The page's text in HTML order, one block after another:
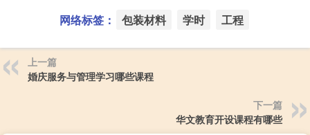
网络标签： 包装材料 学时 工程
上一篇
婚庆服务与管理学习哪些课程
下一篇
华文教育开设课程有哪些